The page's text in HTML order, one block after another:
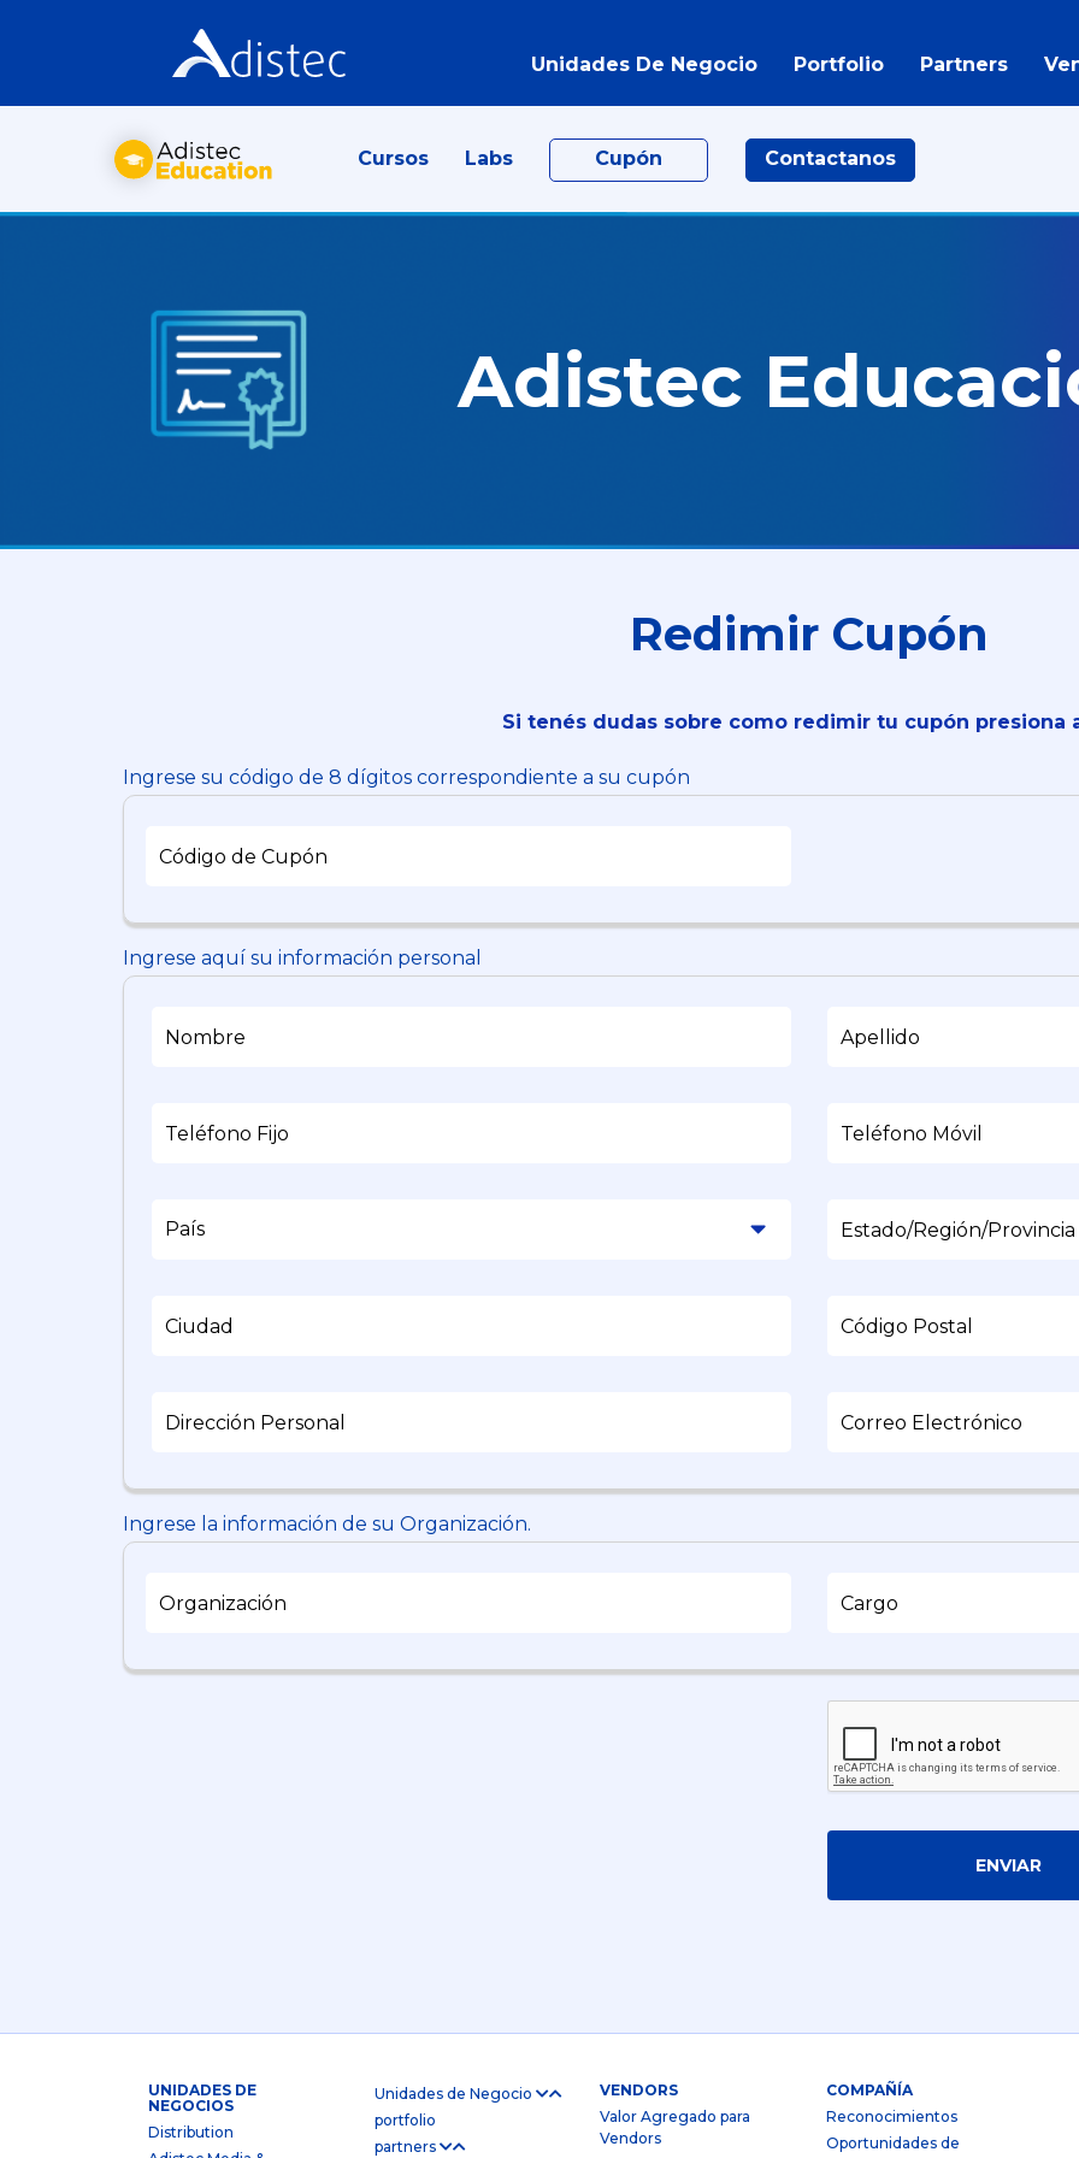
Unidades De Negocio Portfolio Partners
Cursos Labs Cupón Contactanos
Adistec
Redimir Cupón
Si tenés dudas sobre como redimir tu cupón presiona
Ingrese su código de 8 dígitos correspondiente a su cupón
Ingrese aquí su información personal
Ingrese la información de su Organización.
ENVIAR
UNIDADES DE
NEGOCIOS
Distribution
Unidades de Negocio
portfolio
partners
VENDORS
Valor Agregado para
Vendors
COMPAÑÍA
Reconocimientos
Oportunidades de